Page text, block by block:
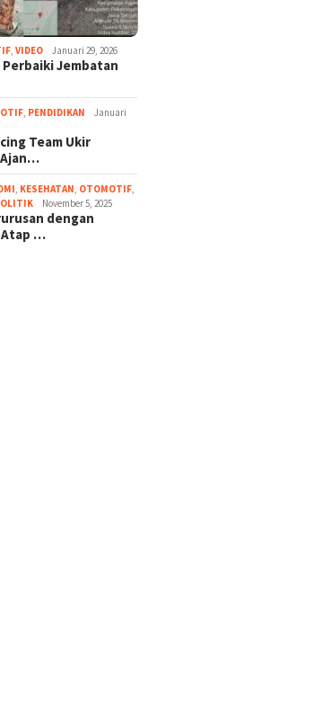
,VIDEO Januari 29, 2026
Perbaiki Jembatan
PENDIDIKAN
Januari
Team Ukir
KESEHATAN OTOMOTIF
November 5, 2025
dengan
Atap …